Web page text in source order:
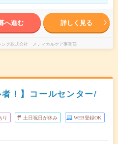
へ進む 詳しく見る
ング株式会社 メディカルケア事業部
者！】コールセンター/
り 土日祝日が休み WEB登録OK